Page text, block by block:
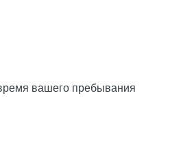
вашего пребывания